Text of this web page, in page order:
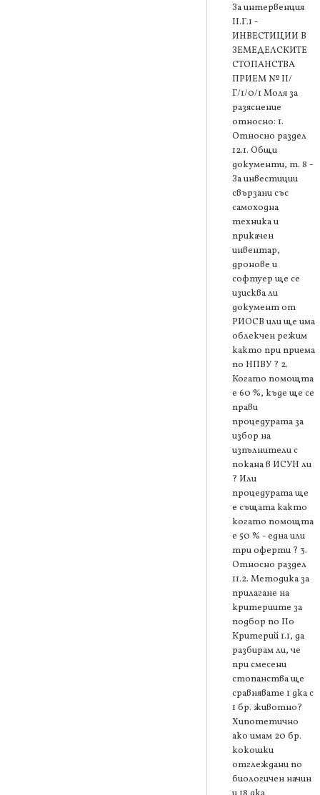
За интервенция
II.Г.1 -
ИНВЕСТИЦИИ В
ЗЕМЕДЕЛСКИТЕ
СТОПАНСТВА
ПРИЕМ № II/
Г/1/0/1 Моля за
разяснение
относно: 1.
Относно раздел
12.1. Общи
документи, т. 8 -
За инвестиции
свързани със
самоходна
техника и
прикачен
инвентар,
дронове и
софтуер ще се
изисква ли
документ от
РИОСВ или ще има
облекчен режим
както при приема
по НПВУ ? 2.
Когато помощта
е 60 %, къде ще се
прави
процедурата за
избор на
изпълнители с
покана в ИСУН ли
? Или
процедурата ще
е същата както
когато помощта
е 50 % - една или
три оферти ? 3.
Относно раздел
11.2. Методика за
прилагане на
критериите за
подбор по По
Критерий 1.1, да
разбирам ли, че
при смесени
стопанства ще
сравнявате 1 дка с
1 бр. животно?
Хипотетично
ако имам 20 бр.
кокошки
отглеждани по
биологичен начин